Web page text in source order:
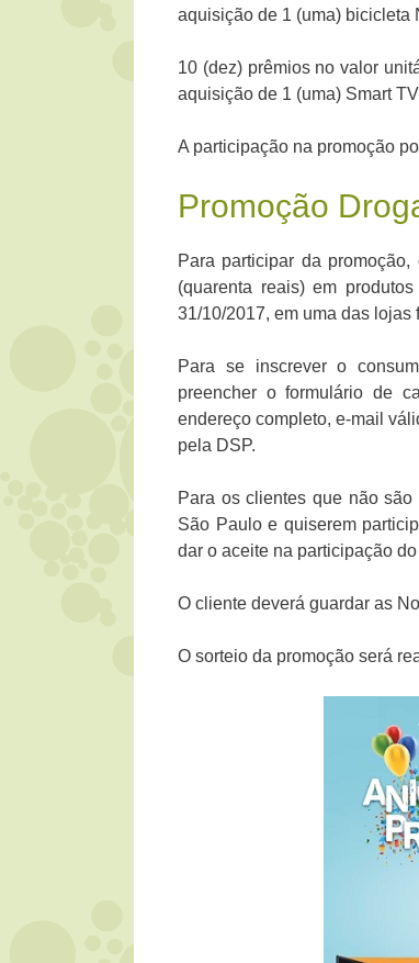
aquisição de 1 (uma) bicicleta
10 (dez) prêmios no valor
aquisição de 1 (uma) Smart TV
A participação na promoção
Promoção
Para participar da
(quarenta reais) em
31/10/2017, em uma das
Para se inscrever o
preencher o formulário de
endereço completo, e-mail
pela DSP.
Para os clientes que não
São Paulo e quiserem
dar o aceite na participação
O cliente deverá guardar as
O sorteio da promoção será